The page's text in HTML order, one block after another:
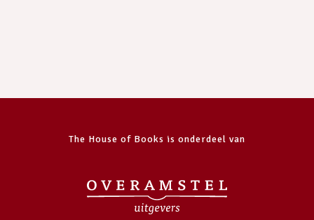
The House of Books is onderdeel van